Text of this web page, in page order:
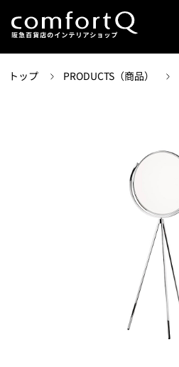
トップ PRODUCTS（商品）